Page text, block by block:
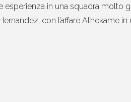
in una squadra molto
con l’affare Athekame